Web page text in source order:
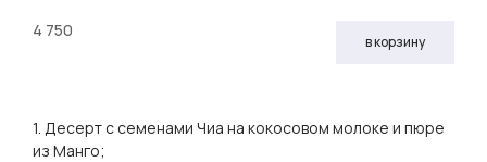
4 750
в корзину
1. Десерт с семенами Чиа на кокосовом молоке и пюре
из Манго;